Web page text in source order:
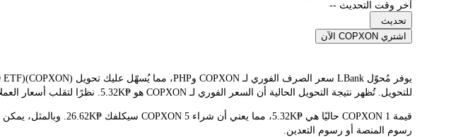
آخر وقت التحديث --
تحديث
اشتري COPXON الآن
للتحويل. تُظهر نتيجة التحويل الحالية أن السعر الفوري لـ COPXON هو ₱5.32K. نظرًا لتقلب أسعار العملات المشفرة باستمرار، ننصحك بالعودة إلى هذه الصفحة قبل التداول للاطلاع على أحدث نتائج التحويل.
رسوم المنصة أو رسوم التعدين.